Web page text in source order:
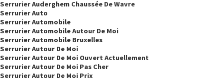
Serrurier Auderghem Chaussée De Wavre
Serrurier Auto
Serrurier Automobile
Serrurier Automobile Autour De Moi
Serrurier Automobile Bruxelles
Serrurier Autour De Moi
Serrurier Autour De Moi Ouvert Actuellement
Serrurier Autour De Moi Pas Cher
Serrurier Autour De Moi Prix